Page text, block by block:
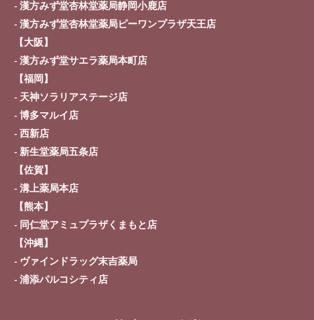
漢方みず堂杏林堂薬局静岡小鹿店
漢方みず堂杏林堂薬局ピーワンプラザ天王店
【大阪】
漢方みず堂サエラ薬局本町店
【福岡】
天神ソラリアステージ店
博多マルイ店
西新店
新生堂薬局五条店
【佐賀】
溝上薬局本店
【熊本】
同仁堂アミュプラザくまもと店
【沖縄】
ヴァインドラッグ末吉薬局
浦添パルコシティ店